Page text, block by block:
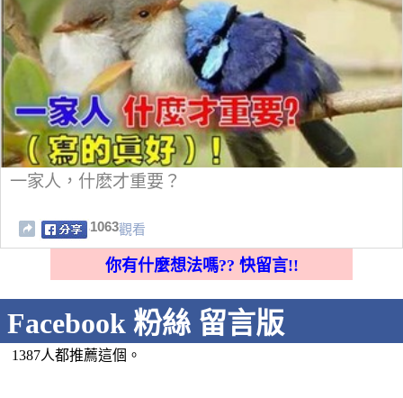
一家人，什麽才重要？
1063觀看
你有什麼想法嗎?? 快留言!!
Facebook 粉絲 留言版
1387人都推薦這個。